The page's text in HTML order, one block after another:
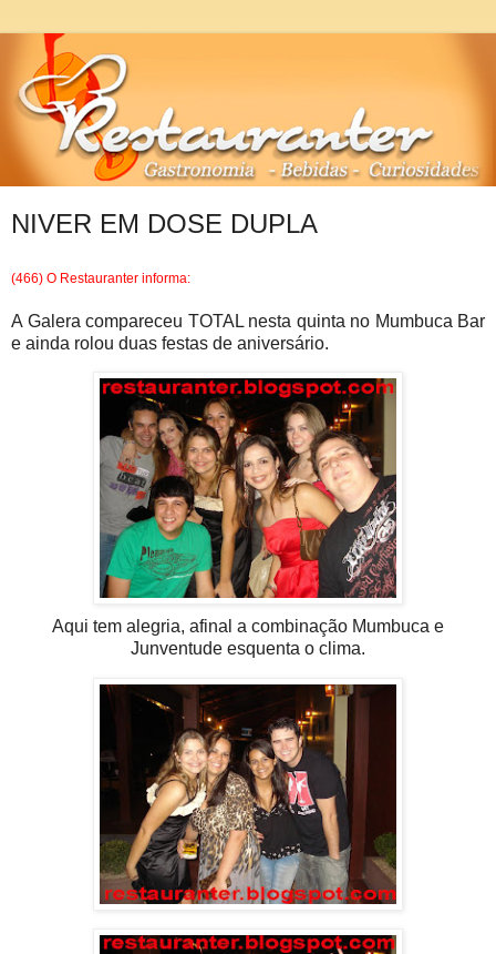
NIVER EM DOSE DUPLA
(466) O Restauranter informa:
A Galera compareceu TOTAL nesta quinta no Mumbuca Bar
e ainda rolou duas festas de aniversário.
Aqui tem alegria, afinal a combinação Mumbuca e
Junventude esquenta o clima.